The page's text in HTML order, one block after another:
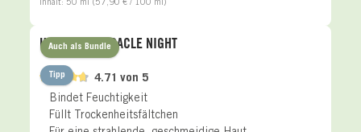
Inhalt: 50 ml (57,90 € / 100 ml)
Tipp
Auch als Bundle
4.71 von 5
HYALURON MIRACLE NIGHT
Bindet Feuchtigkeit
Füllt Trockenheitsfältchen